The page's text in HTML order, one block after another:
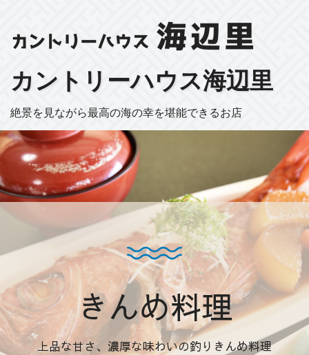
カントリーハウス海辺里
絶景を見ながら最高の海の幸を堪能できるお店
きんめ料理
上品な甘さ、濃厚な味わいの釣りきんめ料理